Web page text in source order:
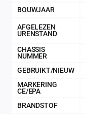
BOUWJAAR
AFGELEZEN
URENSTAND
CHASSIS
NUMMER
GEBRUIKT/NIEUW
MARKERING
CE/EPA
BRANDSTOF